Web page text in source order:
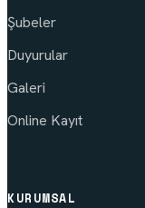
Şubeler
Duyurular
Galeri
Online Kayıt
KURUMSAL